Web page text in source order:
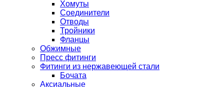
Хомуты
Соединители
Отводы
Тройники
Фланцы
Обжимные
Пресс фитинги
Фитинги из нержавеющей стали
Бочата
Аксиальные